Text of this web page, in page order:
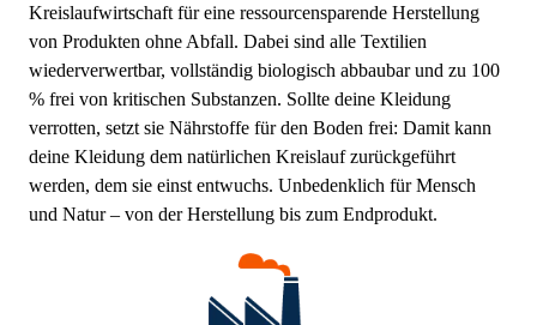
Kreislaufwirtschaft für eine ressourcensparende Herstellung
von Produkten ohne Abfall. Dabei sind alle Textilien
wiederverwertbar, vollständig biologisch abbaubar und zu 100
% frei von kritischen Substanzen. Sollte deine Kleidung
verrotten, setzt sie Nährstoffe für den Boden frei: Damit kann
deine Kleidung dem natürlichen Kreislauf zurückgeführt
werden, dem sie einst entwuchs. Unbedenklich für Mensch
und Natur – von der Herstellung bis zum Endprodukt.